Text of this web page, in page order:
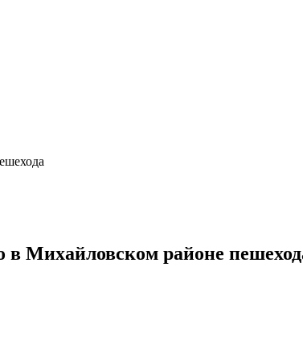
в Михайловском районе